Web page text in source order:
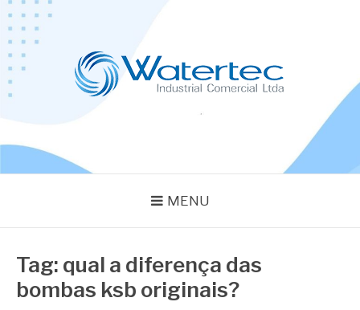
Pular
para
conteúdo
MENU
Tag: qual a diferença das
bombas ksb originais?